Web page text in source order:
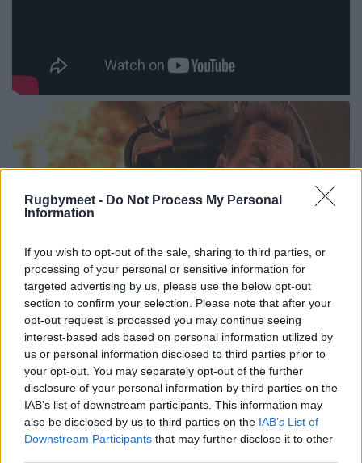
Rugbymeet - Do Not Process My Personal
Information
If you wish to opt-out of the sale, sharing to third parties, or
processing of your personal or sensitive information for
targeted advertising by us, please use the below opt-out
section to confirm your selection. Please note that after your
opt-out request is processed you may continue seeing
interest-based ads based on personal information utilized by
us or personal information disclosed to third parties prior to
your opt-out. You may separately opt-out of the further
disclosure of your personal information by third parties on the
IAB’s list of downstream participants. This information may
also be disclosed by us to third parties on the IAB’s List of
Downstream Participants that may further disclose it to other